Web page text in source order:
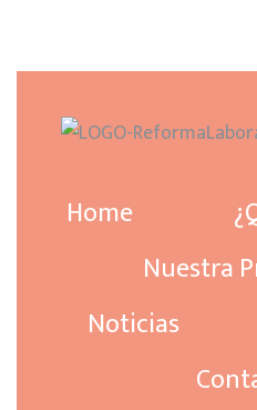
Home
Nuestra
Noticias